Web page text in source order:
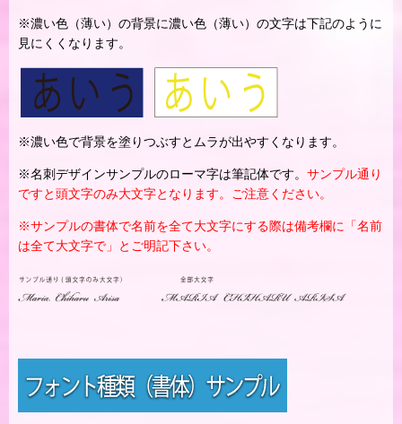
※濃い色（薄い）の背景に濃い色（薄い）の文字は下記のように
見にくくなります。
※濃い色で背景を塗りつぶすとムラが出やすくなります。
※名刺デザインサンプルのローマ字は筆記体です。 サンプル通り
ですと頭文字のみ大文字となります。ご注意ください。
※サンプルの書体で名前を全て大文字にする際は備考欄に「名前
は全て大文字で」とご明記下さい。